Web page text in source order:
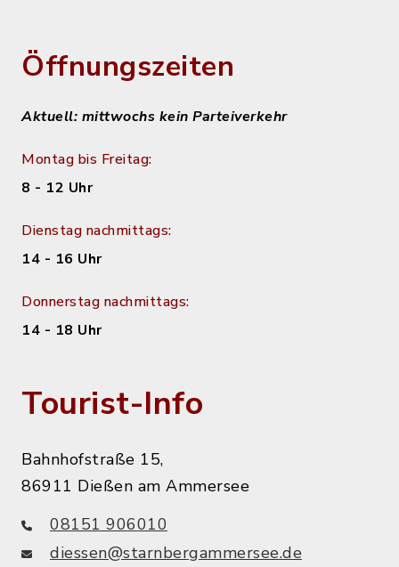
Öffnungszeiten
Aktuell: mittwochs kein Parteiverkehr
Montag bis Freitag:
8 - 12 Uhr
Dienstag nachmittags:
14 - 16 Uhr
Donnerstag nachmittags:
14 - 18 Uhr
Tourist-Info
Bahnhofstraße 15,
86911 Dießen am Ammersee
08151 906010
diessen@starnbergammersee.de